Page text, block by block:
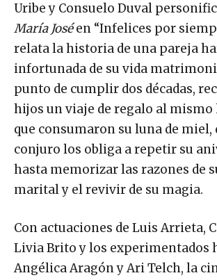
Uribe y Consuelo Duval
María Joséen “Infelices por
relata la historia de una pareja
infortunada de su vida
punto de cumplir dos décadas,
hijos un viaje de regalo al mismo
que consumaron su luna de miel,
conjuro los obliga a repetir su
hasta memorizar las razones de
marital y el revivir de su magia.
Con actuaciones de Luis Arrieta,
Livia Brito y los experimentados
Angélica Aragón y Ari Telch, la